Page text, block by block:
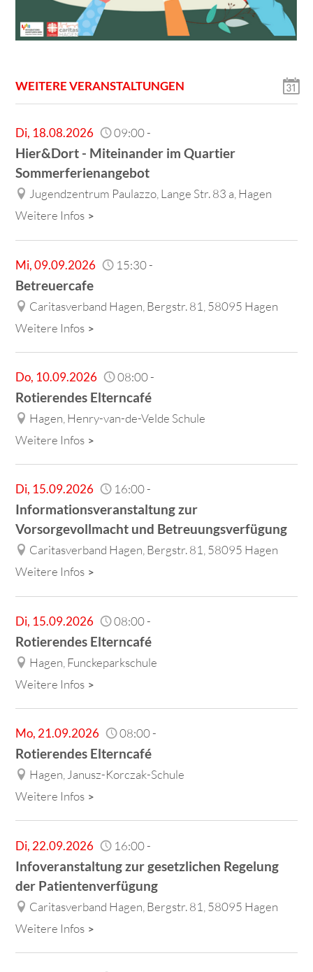
WEITERE VERANSTALTUNGEN
Di, 18.08.2026 09:00-
Hier&Dort - Miteinander im Quartier
Sommerferienangebot
Jugendzentrum Paulazzo, Lange Str. 83 a, Hagen
Weitere Infos
Mi,09.09.2026 15:30-
Betreuercafe
Caritasverband Hagen, Bergstr. 81, 58095 Hagen
Weitere Infos
Do, 10.09.2026 08:00-
Rotierendes Elterncafé
Hagen, Henry-van-de-Velde Schule
Weitere Infos
Di, 15.09.2026 16:00-
Informationsveranstaltung zur
Vorsorgevollmacht und Betreuungsverfügung
Caritasverband Hagen, Bergstr. 81, 58095 Hagen
Weitere Infos
Di, 15.09.2026 08:00-
Rotierendes Elterncafé
Hagen, Funckeparkschule
Weitere Infos
Mo, 21.09.2026 08:00-
Rotierendes Elterncafé
Hagen, Janusz-Korczak-Schule
Weitere Infos
Di, 22.09.2026 16:00-
Infoveranstaltung zur gesetzlichen Regelung
der Patientenverfügung
Caritasverband Hagen, Bergstr. 81, 58095 Hagen
Weitere Infos